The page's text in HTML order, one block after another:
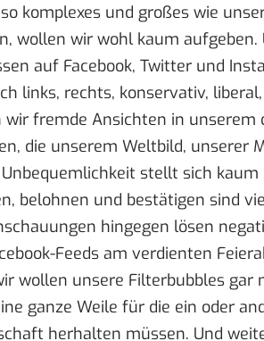
komplexes und großes wie
wollen wir wohl kaum
auf Facebook, Twitter und
links, rechts, konservativ,
wir fremde Ansichten in
die unserem Weltbild, unserer
Unbequemlichkeit stellt sich
belohnen und bestätigen sind
hingegen lösen
Feeds am verdienten
wollen unsere Filterbubbles
ganze Weile für die ein oder
herhalten müssen. Und